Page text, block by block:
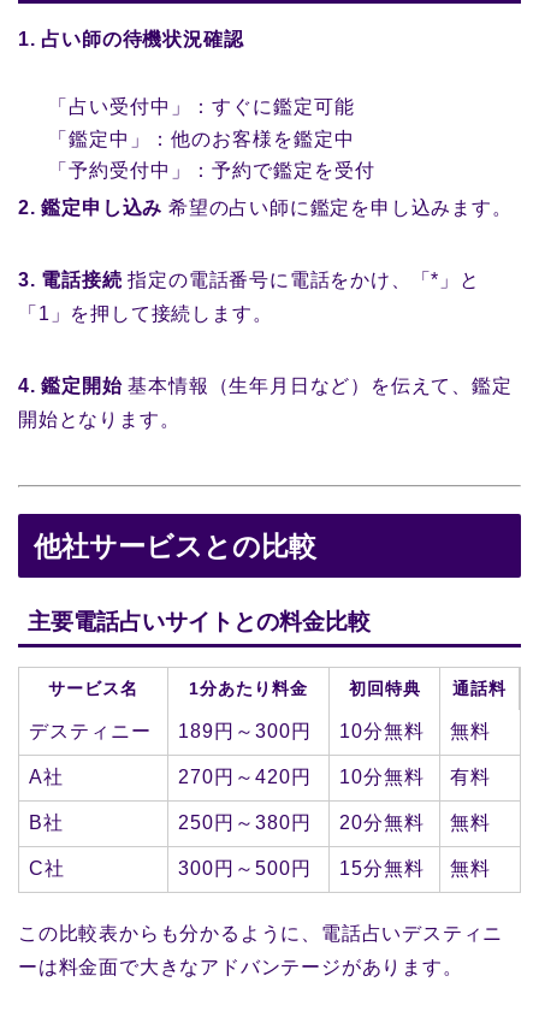
1. 占い師の待機状況確認
「占い受付中」：すぐに鑑定可能
「鑑定中」：他のお客様を鑑定中
「予約受付中」：予約で鑑定を受付
2. 鑑定申し込み 希望の占い師に鑑定を申し込みます。
3. 電話接続 指定の電話番号に電話をかけ、「*」と
「1」を押して接続します。
4. 鑑定開始基本情報（生年月日など）を伝えて、鑑定
開始となります。
他社サービスとの比較
主要電話占いサイトとの料金比較
サービス名 1分あたり料金 初回特典 通話料
デスティニー 189円～300円 10分無料 無料
A社 270円～420円 10分無料 有料
B社 250円～380円 20分無料 無料
C社 300円～500円 15分無料 無料
この比較表からも分かるように、電話占いデスティニ
ーは料金面で大きなアドバンテージがあります。